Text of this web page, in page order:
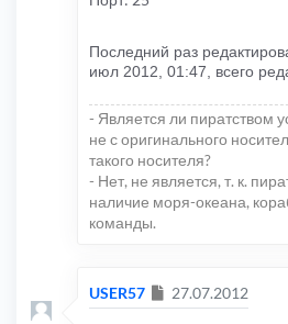
Последний раз
июл 2012, 01:47, всего
- Является ли пиратством
не с оригинального
такого носителя?
- Нет, не является, т. к.
наличие моря-океана,
команды.
USER57 Сообщение
27.07.2012